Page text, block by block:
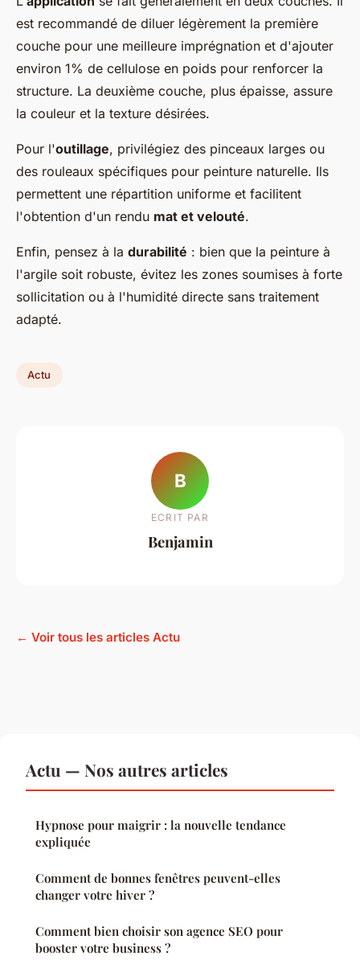
est recommandé de diluer légèrement la première
couche pour une meilleure imprégnation et d'ajouter
environ 1% de cellulose en poids pour renforcer la
structure. La deuxième couche, plus épaisse, assure
la couleur et la texture désirées.
Pour l'outillage, privilégiez des pinceaux larges ou
des rouleaux spécifiques pour peinture naturelle. Ils
permettent une répartition uniforme et facilitent
l'obtention d'un rendu mat et velouté.
Enfin, pensez à la durabilité : bien que la peinture à
l'argile soit robuste, évitez les zones soumises à forte
sollicitation ou à l'humidité directe sans traitement
adapté.
Actu
B
ECRIT PAR
Benjamin
← Voir tous les articles Actu
Actu — Nos autres articles
Hypnose pour maigrir : la nouvelle tendance
expliquée
Comment de bonnes fenêtres peuvent-elles
changer votre hiver ?
Comment bien choisir son agence SEO pour
booster votre business ?